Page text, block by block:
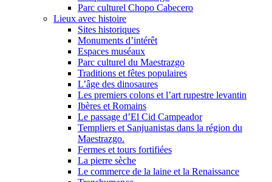
Parc culturel Chopo Cabecero
Lieux avec histoire
Sites historiques
Monuments d’intérêt
Espaces muséaux
Parc culturel du Maestrazgo
Traditions et fêtes populaires
L’âge des dinosaures
Les premiers colons et l’art rupestre levantin
Ibères et Romains
Le passage d’El Cid Campeador
Templiers et Sanjuanistas dans la région du
Maestrazgo.
Fermes et tours fortifiées
La pierre sèche
Le commerce de la laine et la Renaissance